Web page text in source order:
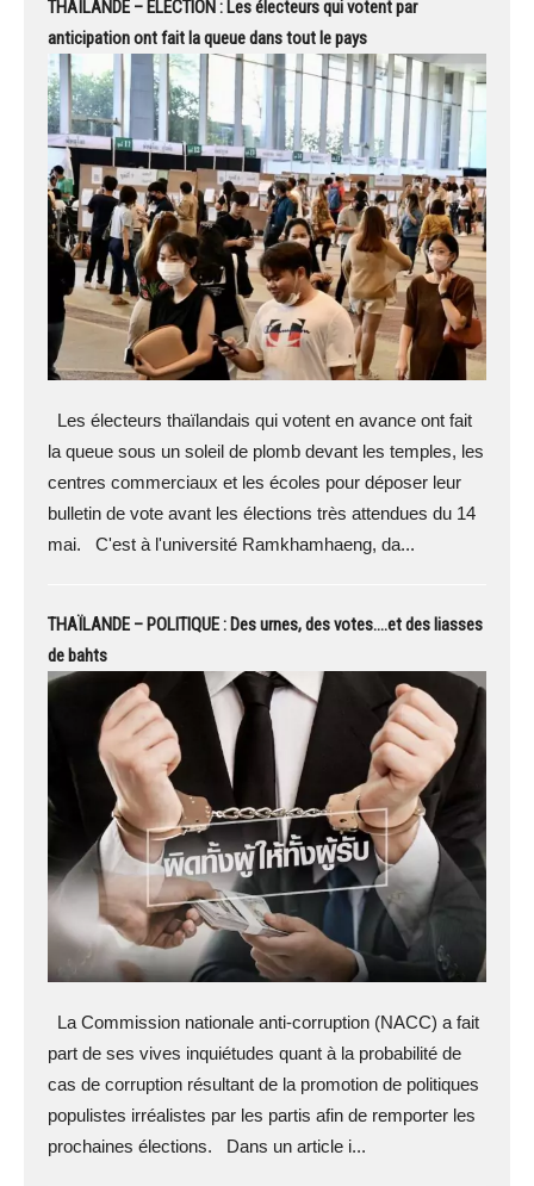
THAÏLANDE – ÉLECTION : Les électeurs qui votent par
anticipation ont fait la queue dans tout le pays
Les électeurs thaïlandais qui votent en avance ont fait
la queue sous un soleil de plomb devant les temples, les
centres commerciaux et les écoles pour déposer leur
bulletin de vote avant les élections très attendues du 14
mai. C'est à l'université Ramkhamhaeng, da...
THAÏLANDE – POLITIQUE : Des urnes, des votes….et des liasses
de bahts
La Commission nationale anti-corruption (NACC) a fait
part de ses vives inquiétudes quant à la probabilité de
cas de corruption résultant de la promotion de politiques
populistes irréalistes par les partis afin de remporter les
prochaines élections. Dans un article i...